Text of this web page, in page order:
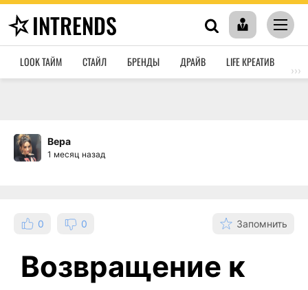
INTRENDS
LOOK ТАЙМ СТАЙЛ БРЕНДЫ ДРАЙВ LIFE КРЕАТИВ
›››
Вера
1 месяц назад
0 0 Запомнить
Возвращение к